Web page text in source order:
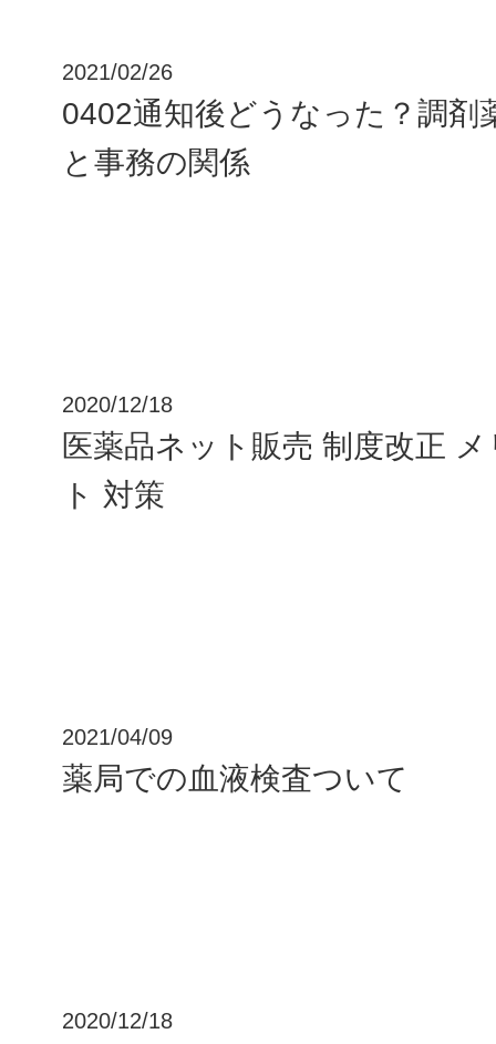
2021/02/26
0402通知後どうなった？調剤
と事務の関係
2020/12/18
医薬品ネット販売 制度改正
ト 対策
2021/04/09
薬局での血液検査ついて
2020/12/18